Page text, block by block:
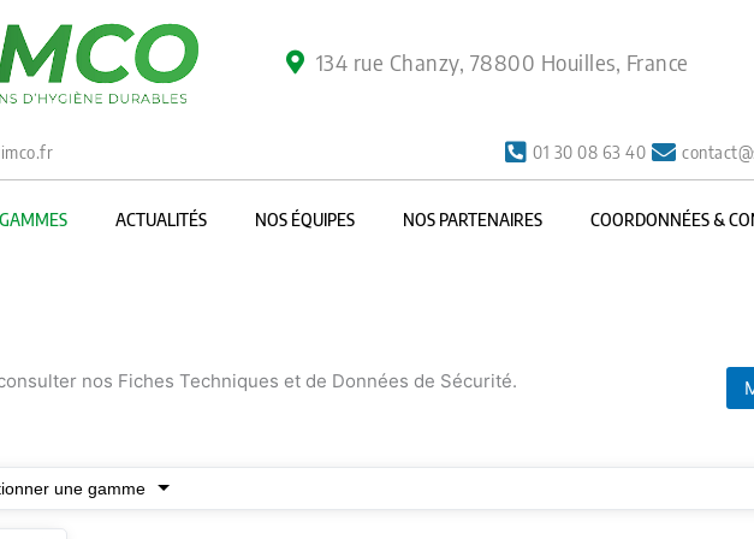
134 rue Chanzy, 78800 Houilles, France
01 30 08 63 40
ACTUALITÉS NOS ÉQUIPES NOS PARTENAIRES COORDONNÉES &
nos Fiches Techniques et de Données de Sécurité.
une gamme